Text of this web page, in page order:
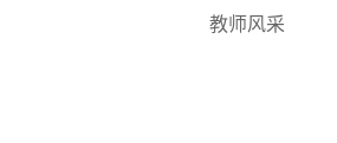
教师风采